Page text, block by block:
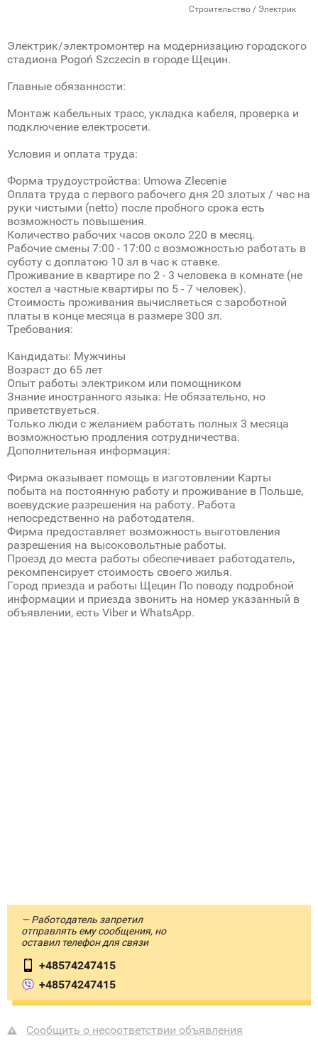
Строительство / Электрик
Электрик/электромонтер на модернизацию городского
стадиона Pogoń Szczecin в городе Щецин.
Главные обязанности:
Монтаж кабельных трасс, укладка кабеля, проверка и
подключение електросети.
Условия и оплата труда:
Форма трудоустройства: Umowa Zlecenie
Оплата труда с первого рабочего дня 20 злотых / час на
руки чистыми (netto) после пробного срока есть
возможность повышения.
Количество рабочих часов около 220 в месяц.
Рабочие смены 7:00 - 17:00 с возможностью работать в
суботу с доплатою 10 зл в час к ставке.
Проживание в квартире по 2 - 3 человека в комнате (не
хостел а частные квартиры по 5 - 7 человек).
Стоимость проживания вычисляеться с зароботной
платы в конце месяца в размере 300 зл.
Требования:
Кандидаты: Мужчины
Возраст до 65 лет
Опыт работы электриком или помощником
Знание иностранного языка: Не обязательно, но
приветствуеться.
Только люди с желанием работать полных 3 месяца
возможностью продления сотрудничества.
Дополнительная информация:
Фирма оказывает помощь в изготовлении Карты
побыта на постоянную работу и проживание в Польше,
воевудские разрешения на работу. Работа
непосредственно на работодателя.
Фирма предоставляет возможность выготовления
разрешения на высоковольтные работы.
Проезд до места работы обеспечивает работодатель,
рекомпенсирует стоимость своего жилья.
Город приезда и работы Щецин По поводу подробной
информации и приезда звонить на номер указанный в
объявлении, есть Viber и WhatsApp.
— Работодатель запретил
отправлять ему сообщения, но
оставил телефон для связи
+48574247415
+48574247415
Сообщить о несоответствии объявления